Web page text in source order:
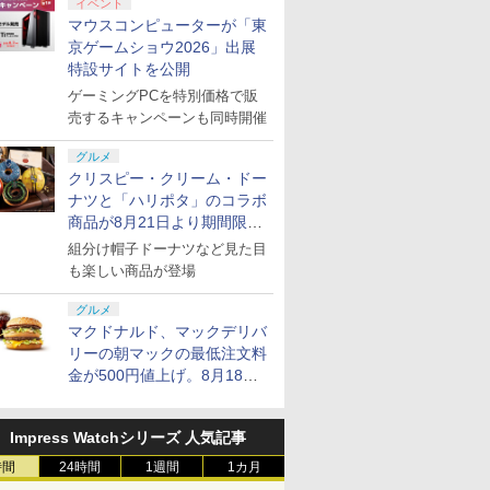
イベント
マウスコンピューターが「東
京ゲームショウ2026」出展
特設サイトを公開
ゲーミングPCを特別価格で販
売するキャンペーンも同時開催
グルメ
クリスピー・クリーム・ドー
ナツと「ハリポタ」のコラボ
商品が8月21日より期間限定
で発売
組分け帽子ドーナツなど見た目
も楽しい商品が登場
グルメ
マクドナルド、マックデリバ
リーの朝マックの最低注文料
金が500円値上げ。8月18日
Impress Watchシリーズ 人気記事
24時間 1週間 1カ月